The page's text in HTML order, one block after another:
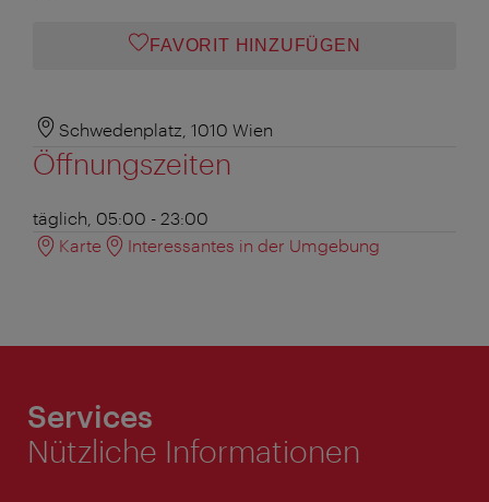
FAVORIT HINZUFÜGEN
Schwedenplatz, 1010 Wien
Öffnungszeiten
täglich, 05:00 - 23:00
Karte
Interessantes in der Umgebung
Services
Nützliche Informationen